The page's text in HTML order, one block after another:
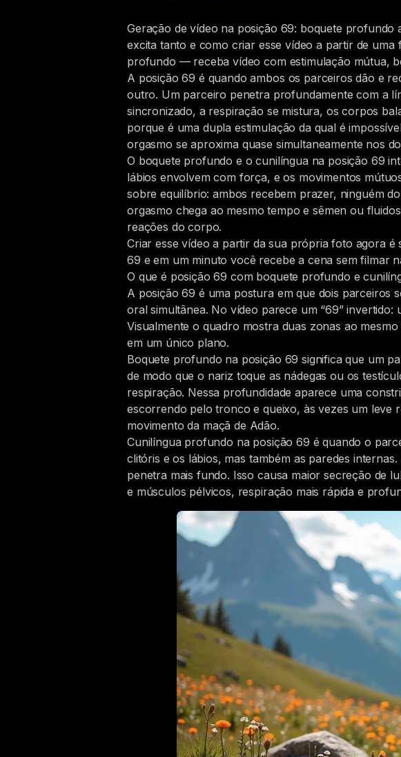
Geração de vídeo na posição 69: boquete
excita tanto e como criar esse vídeo a partir de
profundo — receba vídeo com estimulação mútua,
A posição 69 é quando ambos os parceiros dão e
outro. Um parceiro penetra profundamente com a
sincronizado, a respiração se mistura, os corpos
porque é uma dupla estimulação da qual é
orgasmo se aproxima quase simultaneamente nos
O boquete profundo e o cunilíngua na posição 69
lábios envolvem com força, e os movimentos
sobre equilíbrio: ambos recebem prazer, ninguém
orgasmo chega ao mesmo tempo e sêmen ou
reações do corpo.
Criar esse vídeo a partir da sua própria foto agora
69 e em um minuto você recebe a cena sem filmar
O que é posição 69 com boquete profundo e
A posição 69 é uma postura em que dois parceiros
oral simultânea. No vídeo parece um “69”
Visualmente o quadro mostra duas zonas ao
em um único plano.
Boquete profundo na posição 69 significa que um
de modo que o nariz toque as nádegas ou os
respiração. Nessa profundidade aparece uma
escorrendo pelo tronco e queixo, às vezes um leve
movimento da maçã de Adão.
Cunilíngua profundo na posição 69 é quando o
clitóris e os lábios, mas também as paredes
penetra mais fundo. Isso causa maior secreção de
e músculos pélvicos, respiração mais rápida e